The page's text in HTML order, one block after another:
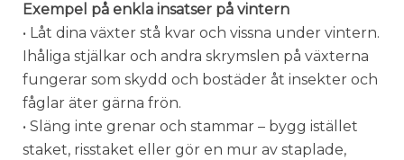
Exempel på enkla insatser på vintern
• Låt dina växter stå kvar och vissna under vintern.
Ihåliga stjälkar och andra skrymslen på växterna
fungerar som skydd och bostäder åt insekter och
fåglar äter gärna frön.
• Släng inte grenar och stammar – bygg istället
staket, risstaket eller gör en mur av staplade,